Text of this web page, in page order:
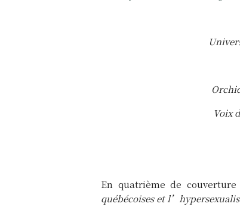
Voix
En quatrième de
québécoises et